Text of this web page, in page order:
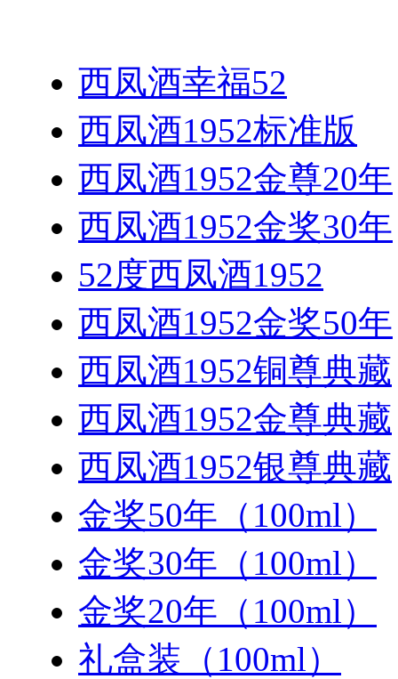
西凤酒幸福52
西凤酒1952标准版
西凤酒1952金尊20年
西凤酒1952金奖30年
52度西凤酒1952
西凤酒1952金奖50年
西凤酒1952铜尊典藏
西凤酒1952金尊典藏
西凤酒1952银尊典藏
金奖50年（100ml）
金奖30年（100ml）
金奖20年（100ml）
礼盒装（100ml）